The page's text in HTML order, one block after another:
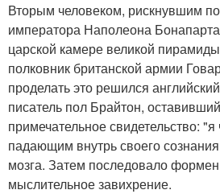
Вторым человеком, рискнувшим
императора Наполеона
царской камере великой
полковник британской армии
проделать это решился английский
писатель пол Брайтон,
примечательное свидетельство:
падающим внутрь своего
мозга. Затем последовало
мыслительное завихрение.